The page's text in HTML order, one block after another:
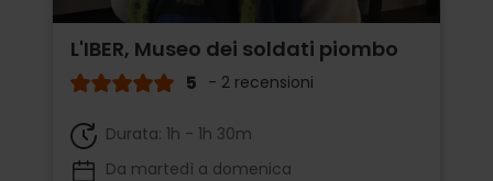
L'IBER, Museo dei soldati piombo
5 - 2 recensioni
Durata: 1h - 1h 30m
Da martedì a domenica